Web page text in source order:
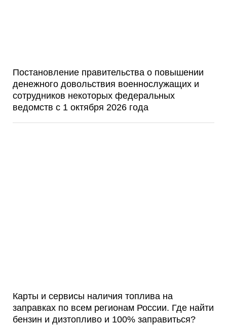
Постановление правительства о повышении
денежного довольствия военнослужащих и
сотрудников некоторых федеральных
ведомств с 1 октября 2026 года
Карты и сервисы наличия топлива на
заправках по всем регионам России. Где найти
бензин и дизтопливо и 100% заправиться?